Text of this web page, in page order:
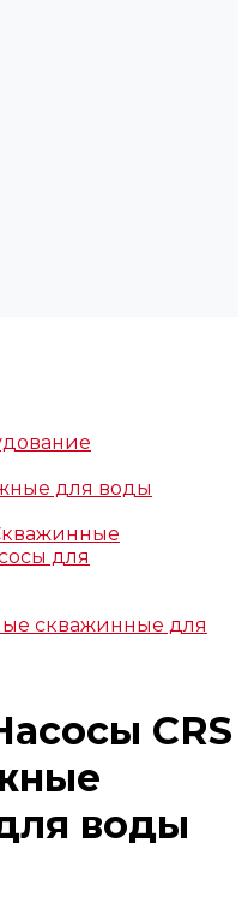
для воды
для
скважинные для
CRS
воды